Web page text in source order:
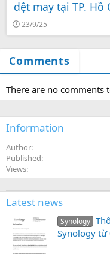
dệt may tại TP. Hồ
23/9/25
Comments
There are no comments
Information
Author
Published
Views
Latest news
Synology
Synology